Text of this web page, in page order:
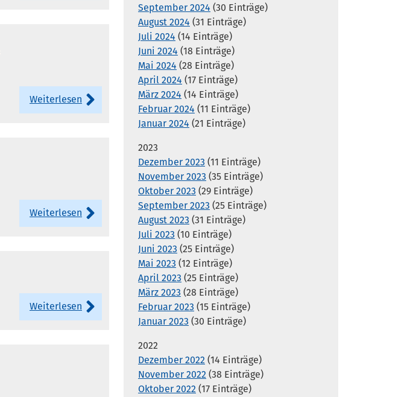
Weiterlesen
Weiterlesen
Weiterlesen
September 2024 (30 Einträge)
August 2024 (31 Einträge)
Juli 2024 (14 Einträge)
Juni 2024 (18 Einträge)
Mai 2024 (28 Einträge)
April 2024 (17 Einträge)
März 2024 (14 Einträge)
Februar 2024 (11 Einträge)
Januar 2024 (21 Einträge)
2023
Dezember 2023 (11 Einträge)
November 2023 (35 Einträge)
Oktober 2023 (29 Einträge)
September 2023 (25 Einträge)
August 2023 (31 Einträge)
Juli 2023 (10 Einträge)
Juni 2023 (25 Einträge)
Mai 2023 (12 Einträge)
April 2023 (25 Einträge)
März 2023 (28 Einträge)
Februar 2023 (15 Einträge)
Januar 2023 (30 Einträge)
2022
Dezember 2022 (14 Einträge)
November 2022 (38 Einträge)
Oktober 2022 (17 Einträge)